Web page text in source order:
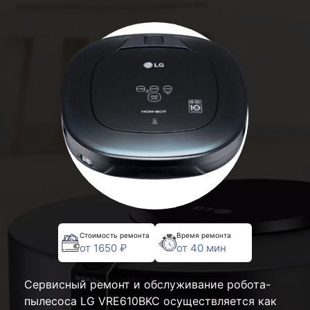
Стоимость ремонта
от 1650 ₽
Время ремонта
от 40 мин
Сервисный ремонт и обслуживание робота-
пылесоса LG VRE610BKC осуществляется как